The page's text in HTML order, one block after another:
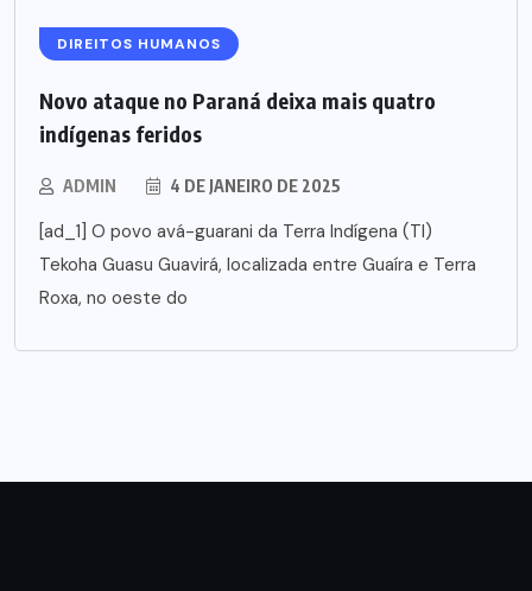
DIREITOS HUMANOS
Novo ataque no Paraná deixa mais quatro
indígenas feridos
ADMIN 4 DE JANEIRO DE 2025
[ad_1] O povo avá-guarani da Terra Indígena (TI)
Tekoha Guasu Guavirá, localizada entre Guaíra e Terra
Roxa, no oeste do